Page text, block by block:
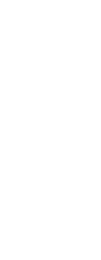
para
la salud de la
valor
en
contables
de
y el
más la ratio